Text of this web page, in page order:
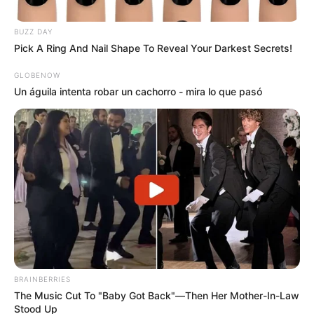
Composición | Colprensa - X (@JorgeEmilioRey)
Jorge Rey anuncia obras en vía Chía-Cota (imagen
ilustrativa).
Por:
Anthonny José Galindo Florian
Agosto 24, 2025
BUZZ DAY
Pick A Ring And Nail Shape To Reveal Your Darkest Secrets!
GLOBENOW
Un águila intenta robar un cachorro - mira lo que pasó
BRAINBERRIES
The Music Cut To "Baby Got Back"—Then Her Mother-In-Law
Stood Up